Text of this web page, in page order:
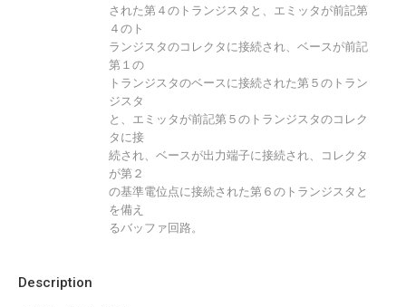
Description
された第４のトランジスタと、エミッタが前記第
４のト
ランジスタのコレクタに接続され、ベースが前記
第１の
トランジスタのベースに接続された第５のトラン
ジスタ
と、エミッタが前記第５のトランジスタのコレク
タに接
続され、ベースが出力端子に接続され、コレクタ
が第２
の基準電位点に接続された第６のトランジスタと
を備え
るバッファ回路。